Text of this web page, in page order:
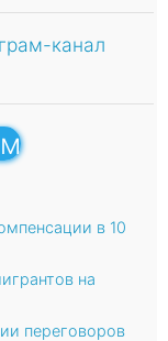
канал
в 10
на
переговоров